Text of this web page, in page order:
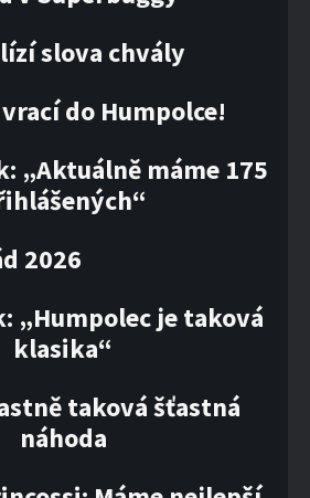
slova chvály
do Humpolce!
„Aktuálně máme 175
2026
„Humpolec je taková
klasika“
taková šťastná
náhoda